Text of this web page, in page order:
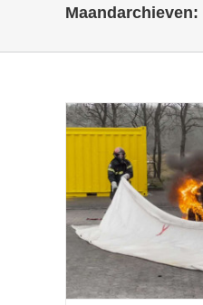
Maandarchieven:
Controleren